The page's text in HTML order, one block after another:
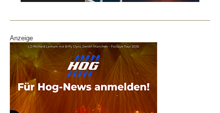
k
Anzeige